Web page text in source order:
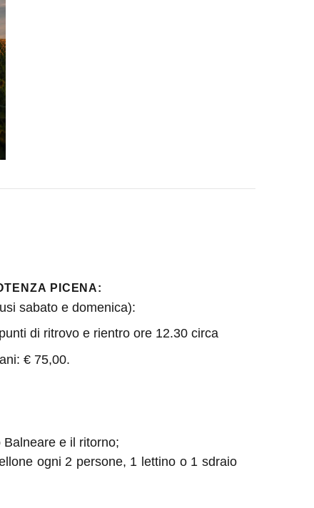
PICENA:
sabato e domenica):
di ritrovo e rientro ore 12.30 circa
€ 75,00.
e il ritorno;
ogni 2 persone, 1 lettino o 1 sdraio